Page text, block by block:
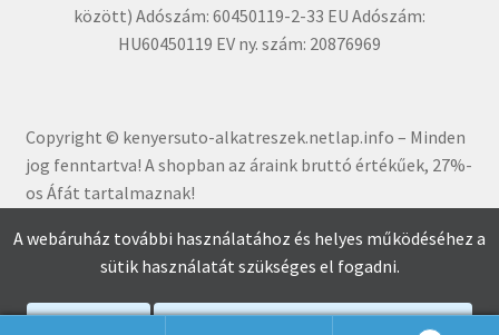
között) Adószám: 60450119-2-33 EU Adószám:
HU60450119 EV ny. szám: 20876969
Copyright © kenyersuto-alkatreszek.netlap.info – Minden
jog fenntartva! A shopban az áraink bruttó értékűek, 27%-
os Áfát tartalmaznak!
A webáruház további használatához és helyes működéséhez a
sütik használatát szükséges el fogadni.
Adatkezelési Tájékoztató Elolvasása